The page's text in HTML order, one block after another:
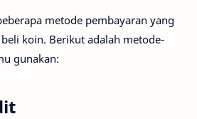
metode pembayaran yang
koin. Berikut adalah metode-
gunakan: